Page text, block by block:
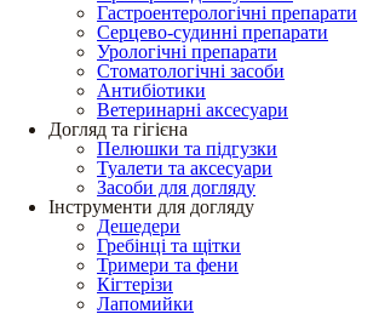
Гастроентерологічні препарати
Серцево-судинні препарати
Урологічні препарати
Стоматологічні засоби
Антибіотики
Ветеринарні аксесуари
Догляд та гігієна
Пелюшки та підгузки
Туалети та аксесуари
Засоби для догляду
Інструменти для догляду
Дешедери
Гребінці та щітки
Тримери та фени
Кігтерізи
Лапомийки